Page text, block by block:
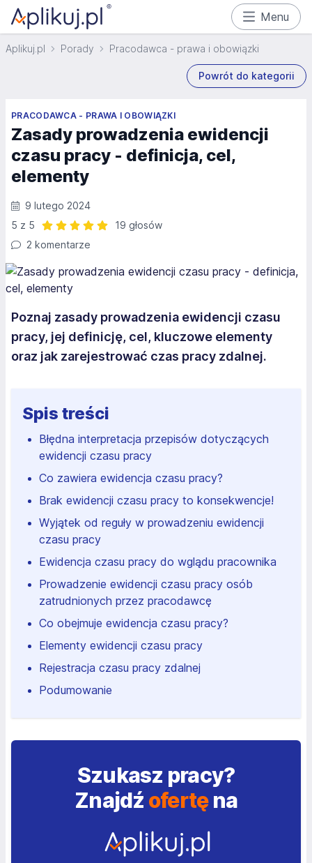
Menu
Aplikuj.pl Porady Pracodawca - prawa i obowiązki
Powrót do kategorii
PRACODAWCA - PRAWA I OBOWIĄZKI
Zasady prowadzenia ewidencji
czasu pracy - definicja, cel,
elementy
9 lutego 2024
5 z 5
19 głosów
2 komentarze
Poznaj zasady prowadzenia ewidencji czasu
pracy, jej definicję, cel, kluczowe elementy
oraz jak zarejestrować czas pracy zdalnej.
Spis treści
Błędna interpretacja przepisów dotyczących
ewidencji czasu pracy
Co zawiera ewidencja czasu pracy?
Brak ewidencji czasu pracy to konsekwencje!
Wyjątek od reguły w prowadzeniu ewidencji
czasu pracy
Ewidencja czasu pracy do wglądu pracownika
Prowadzenie ewidencji czasu pracy osób
zatrudnionych przez pracodawcę
Co obejmuje ewidencja czasu pracy?
Elementy ewidencji czasu pracy
Rejestracja czasu pracy zdalnej
Podumowanie
Szukasz pracy?
Znajdź ofertęna